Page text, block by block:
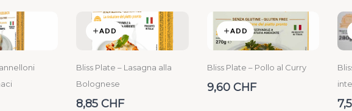
ADD
Bliss Plate – Lasagna alla
Bolognese
8,85 CHF
ADD
Bliss Plate – Pollo al Curry
9,60 CHF